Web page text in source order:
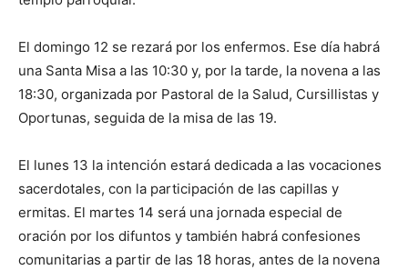
El domingo 12 se rezará por los enfermos. Ese día habrá
una Santa Misa a las 10:30 y, por la tarde, la novena a las
18:30, organizada por Pastoral de la Salud, Cursillistas y
Oportunas, seguida de la misa de las 19.
El lunes 13 la intención estará dedicada a las vocaciones
sacerdotales, con la participación de las capillas y
ermitas. El martes 14 será una jornada especial de
oración por los difuntos y también habrá confesiones
comunitarias a partir de las 18 horas, antes de la novena